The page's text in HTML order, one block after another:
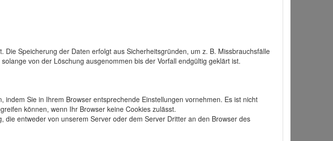
Speicherung der Daten erfolgt aus Sicherheitsgründen, um z. B. Missbrauchsfälle
von der Löschung ausgenommen bis der Vorfall endgültig geklärt ist.
Sie in Ihrem Browser entsprechende Einstellungen vornehmen. Es ist nicht
können, wenn Ihr Browser keine Cookies zulässt.
entweder von unserem Server oder dem Server Dritter an den Browser des